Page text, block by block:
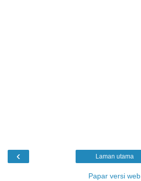
‹ Laman utama
Papar versi web